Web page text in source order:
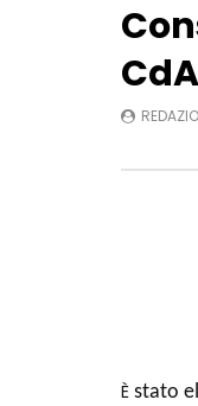
CdA
È stato